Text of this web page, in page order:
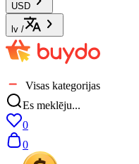
USD
lv /
Visas kategorijas
Es meklēju...
0
0